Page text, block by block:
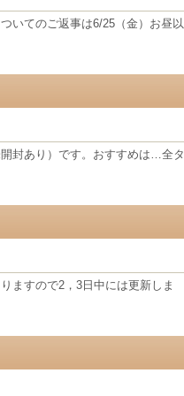
いてのご返事は6/25（金）お昼以
封あり）です。おすすめは…全タ
ますので2，3日中には更新しま